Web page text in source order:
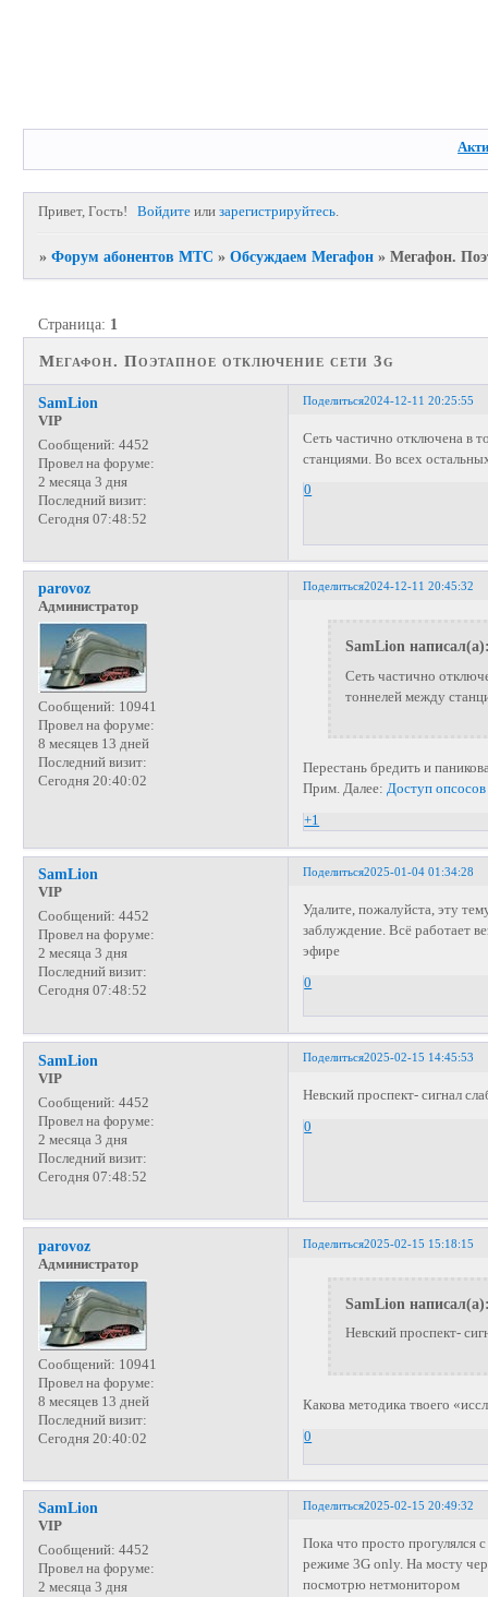
Привет, Гость! Войдите илизарегистрируйтесь.
»Форум абонентов МТС »Обсуждаем Мегафон »Мегафон.
Мегафон. Поэтапное отключение сети 3g
Страница: 1
Поделиться2024-12-11 20:25:55
SamLion
VIP
Сообщений: 4452
Провел на форуме:
2 месяца 3 дня
Последний визит:
Сегодня 07:48:52
Сеть частично отключена в
станциями. Во всех
0
Поделиться2024-12-11 20:45:32
parovoz
Администратор
Сообщений: 10941
Провел на форуме:
8 месяцев 13 дней
Последний визит:
Сегодня 20:40:02
SamLion
Сеть частично
тоннелей между
Перестань бредить и
Прим. Далее:Доступ
+1
Поделиться2025-01-04 01:34:28
SamLion
VIP
Сообщений: 4452
Провел на форуме:
2 месяца 3 дня
Последний визит:
Сегодня 07:48:52
Удалите, пожалуйста, эту
заблуждение. Всё работает
эфире
0
Поделиться2025-02-15 14:45:53
SamLion
VIP
Сообщений: 4452
Провел на форуме:
2 месяца 3 дня
Последний визит:
Сегодня 07:48:52
Невский проспект- сигнал
0
Поделиться2025-02-15 15:18:15
parovoz
Администратор
Сообщений: 10941
Провел на форуме:
8 месяцев 13 дней
Последний визит:
Сегодня 20:40:02
SamLion
Невский проспект-
Какова методика твоего
0
Поделиться2025-02-15 20:49:32
SamLion
VIP
Сообщений: 4452
Провел на форуме:
2 месяца 3 дня
Пока что просто прогулялся
режиме 3G only. На мосту
посмотрю нетмонитором